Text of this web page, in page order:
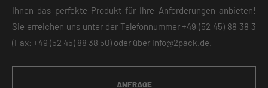
Ihnen das perfekte Produkt für Ihre Anforderungen anbieten!
Sie erreichen uns unter der Telefonnummer+49 (52 45) 88 38 3
(Fax: +49 (52 45) 88 38 50) oder über info@2pack.de.
ANFRAGE